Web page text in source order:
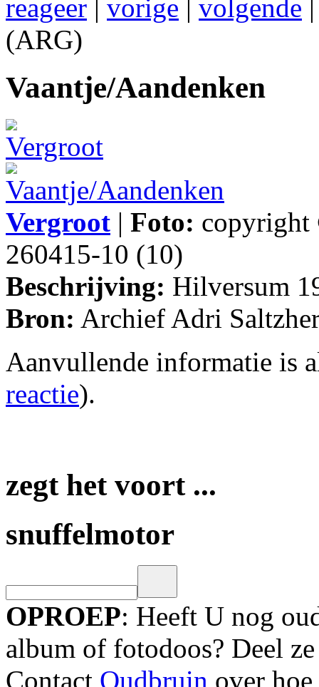
reageer | vorige | volgende
(ARG)
Vaantje/Aandenken
Vergroot | Foto: copyright
260415-10 (10)
Beschrijving: Hilversum
Bron: Archief Adri
Aanvullende informatie is
reactie).
zegt het voort ...
snuffelmotor
OPROEP: Heeft U nog
album of fotodoos? Deel
Contact Oudbruin over